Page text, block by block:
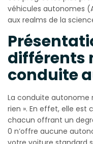
véhicules autonomes
aux realms de la
différents
conduite
La conduite autonome
rien ». En effet, elle est
chacun offrant un
0 n’offre aucune